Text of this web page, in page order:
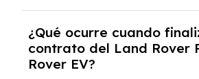
contrato y puede variar entre
30,000 km anuales. Si excedes
puede haber un cargo
¿Qué ocurre cuando
contrato del Land Rover
Rover EV?